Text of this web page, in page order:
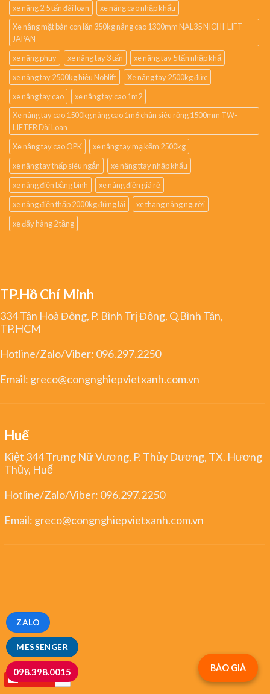
MESSENGER
ZALO
098.398.0015
xe nâng 2.5 tấn đài loan
xe nâng cao nhập khẩu
Xe nâng mặt bàn con lăn 350kg nâng cao 1300mm NAL35 NICHI-LIFT –
JAPAN
xe nâng phuy
xe nâng tay 3 tấn
xe nâng tay 5 tấn nhập khẩ
xe nâng tay 2500kg hiệu Noblift
Xe nâng tay 2500kg đức
xe nâng tay cao
xe nâng tay cao 1m2
Xe nâng tay cao 1500kg nâng cao 1m6 chân siêu rộng 1500mm TW-
LIFTER Đài Loan
Xe nâng tay cao OPK
xe nâng tay mạ kẽm 2500kg
xe nâng tay thấp siêu ngắn
xe nâng ttay nhập khẩu
xe nâng điện bằng bình
xe nâng điện giá rẻ
xe nâng điện thấp 2000kg đứng lái
xe thang nâng người
xe đẩy hàng 2 tầng
TP.Hồ Chí Minh
334 Tân Hoà Đông, P. Bình Trị Đông, Q.Bình Tân,
TP.HCM
Hotline/Zalo/Viber: 096.297.2250
Email: greco@congnghiepvietxanh.com.vn
Huế
Kiệt 344 Trưng Nữ Vương, P. Thủy Dương, TX. Hương
Thủy, Huế
Hotline/Zalo/Viber: 096.297.2250
Email: greco@congnghiepvietxanh.com.vn
BÁO GIÁ